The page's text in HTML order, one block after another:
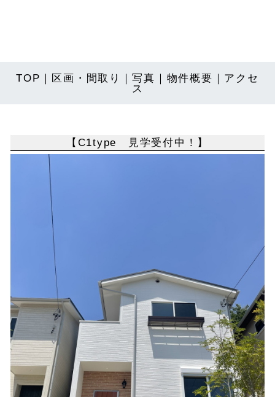
TOP ｜ 区画・間取り ｜写真 ｜ 物件概要 ｜ アクセ
ス
【C1type 見学受付中！】